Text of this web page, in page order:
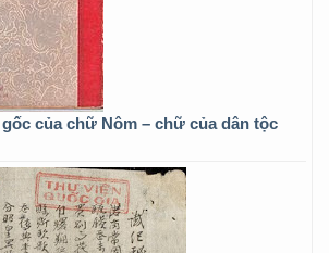
của chữ Nôm – chữ của dân tộc